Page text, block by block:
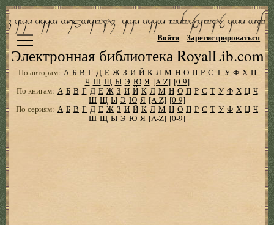
Электронная библиотека RoyalLib.com
Войти Зарегистрироваться
По авторам: А Б В Г Д Е Ж З И Й К Л М Н О П Р С Т У Ф Х Ц
Ч Ш Щ Ы Э Ю Я [A-Z] [0-9]
По книгам: А Б В Г Д Е Ж З И Й К Л М Н О П Р С Т У Ф Х Ц Ч
Ш Щ Ы Э Ю Я [A-Z] [0-9]
По сериям: А Б В Г Д Е Ж З И Й К Л М Н О П Р С Т У Ф Х Ц Ч
Ш Щ Ы Э Ю Я [A-Z] [0-9]